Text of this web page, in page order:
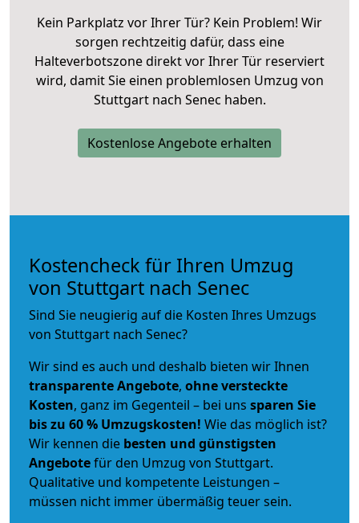
Kein Parkplatz vor Ihrer Tür? Kein Problem! Wir
sorgen rechtzeitig dafür, dass eine
Halteverbotszone direkt vor Ihrer Tür reserviert
wird, damit Sie einen problemlosen Umzug von
Stuttgart nach Senec haben.
Kostenlose Angebote erhalten
Kostencheck für Ihren Umzug
von Stuttgart nach Senec
Sind Sie neugierig auf die Kosten Ihres Umzugs
von Stuttgart nach Senec?
Wir sind es auch und deshalb bieten wir Ihnen
transparente Angebote, ohne versteckte
Kosten, ganz im Gegenteil – bei uns sparen Sie
bis zu 60 % Umzugskosten! Wie das möglich ist?
Wir kennen die besten und günstigsten
Angebotefür den Umzug von Stuttgart.
Qualitative und kompetente Leistungen –
müssen nicht immer übermäßig teuer sein.